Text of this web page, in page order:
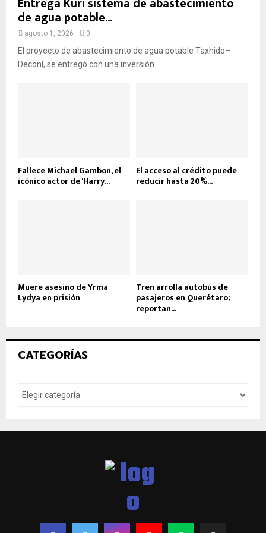
de agua potable...
agosto 1, 2026 0
El proyecto de abastecimiento de agua potable Taxhido–
Deconí, se entregó con una inversión...
Fallece Michael Gambon, el
icónico actor de ‘Harry...
El acceso al crédito puede
reducir hasta 20%...
Muere asesino de Yrma
Lydya en prisión
Tren arrolla autobús de
pasajeros en Querétaro;
reportan...
CATEGORÍAS